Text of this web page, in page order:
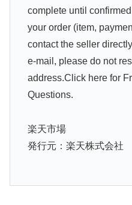
complete until
your order (item,
contact the seller
e-mail, please do not
address.Click here for
Questions.
楽天市場
発行元：楽天株式会社